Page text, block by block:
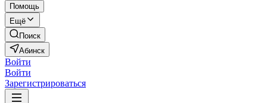
Помощь
Ещё
Поиск
Абинск
Войти
Войти
Зарегистрироваться